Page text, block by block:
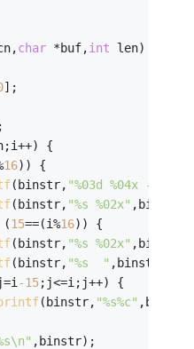
char *buf,int len)
];
{
16)) {
(binstr, "%03d %04x -"
(binstr, "%s %02x"
(15==(i%16)) {
(binstr, "%s %02x"
(binstr, "%s  " ,binstr);
-15;j<=i;j++) {
(binstr, "%s%c"
,binstr);